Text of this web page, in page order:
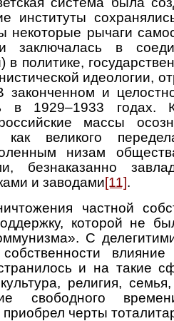
институты
некоторые рычаги
заключалась в
в политике,
идеологии,
законченном и
в 1929–1933 годах.
массы
великого
низам
безнаказанно
и заводами[11].
частной
которой не
С
влияние
и на такие
религия,
свободного
черты